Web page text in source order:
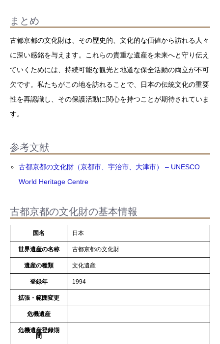
まとめ
古都京都の文化財は、その歴史的、文化的な価値から訪れる人々
に深い感銘を与えます。これらの貴重な遺産を未来へと守り伝え
ていくためには、持続可能な観光と地道な保全活動の両立が不可
欠です。私たちがこの地を訪れることで、日本の伝統文化の重要
性を再認識し、その保護活動に関心を持つことが期待されていま
す。
参考文献
古都京都の文化財（京都市、宇治市、大津市） – UNESCO
World Heritage Centre
古都京都の文化財の基本情報
国名 日本
世界遺産の名称 古都京都の文化財
遺産の種類 文化遺産
登録年 1994
拡張・範囲変更
危機遺産
危機遺産登録期
間